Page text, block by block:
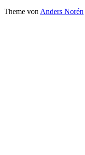
Theme vonAnders Norén